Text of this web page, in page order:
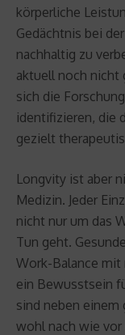
körperliche
Gedächtnis bei
nachhaltig zu
aktuell noch nicht
sich die
identifizieren, die
gezielt
Longvity ist aber
Medizin. Jeder
nicht nur um das
Tun geht.
Work-Balance mit
ein Bewusstsein
sind neben einem
wohl nach wie vor